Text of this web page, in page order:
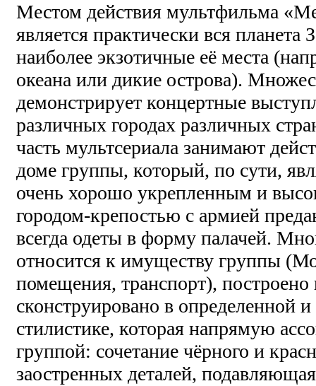
Местом действия мультфильма
является практически вся планета
наиболее экзотичные её места
океана или дикие острова).
демонстрирует концертные
различных городах различных
часть мультсериала занимают
доме группы, который, по сути,
очень хорошо укрепленным и
городом-крепостью с армией
всегда одеты в форму палачей.
относится к имуществу группы
помещения, транспорт), построено
сконструировано в определенной
стилистике, которая напрямую
группой: сочетание чёрного и
заостренных деталей,